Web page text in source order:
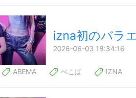
izna初のバラ
2026-06-03 18:34:16
ABEMA ぺこぱ IZNA